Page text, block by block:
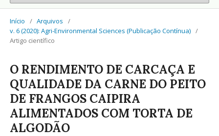
Início / Arquivos
/
v. 6 (2020): Agri-Environmental Sciences (Publicação Contínua) /
Artigo científico
O RENDIMENTO DE CARCAÇA E
QUALIDADE DA CARNE DO PEITO
DE FRANGOS CAIPIRA
ALIMENTADOS COM TORTA DE
ALGODÃO